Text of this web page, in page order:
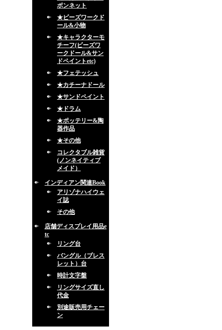
ボンネット
★ビーズワークド
ール&小物
★キャラクターモ
チーフ(ビーズワ
ークドール&サン
ドペイントetc)
★フェテッシュ
★カチーナドール
★サンドペイント
★ドラム
★ポッテリー&陶
器作品
★その他
コレクタブル雑貨
(ノンネイティブ
メイド）
インディアン関連Book
アリゾナハイウェ
イ誌
その他
店舗ディスプレイ用品e
tc
リング台
バングル（ブレス
レット）台
時計文字盤
リングサイズ直し
代金
別途販売用チェー
ン